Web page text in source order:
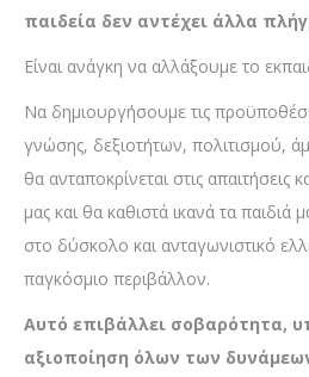
παιδεία δεν αντέχει άλλα
Είναι ανάγκη να αλλάξουμε το
Να δημιουργήσουμε τις
γνώσης, δεξιοτήτων, πολιτισμού,
θα ανταποκρίνεται στις απαιτήσεις
μας και θα καθιστά ικανά τα παιδιά
στο δύσκολο και ανταγωνιστικό
παγκόσμιο περιβάλλον.
Αυτό επιβάλλει σοβαρότητα,
αξιοποίηση όλων των